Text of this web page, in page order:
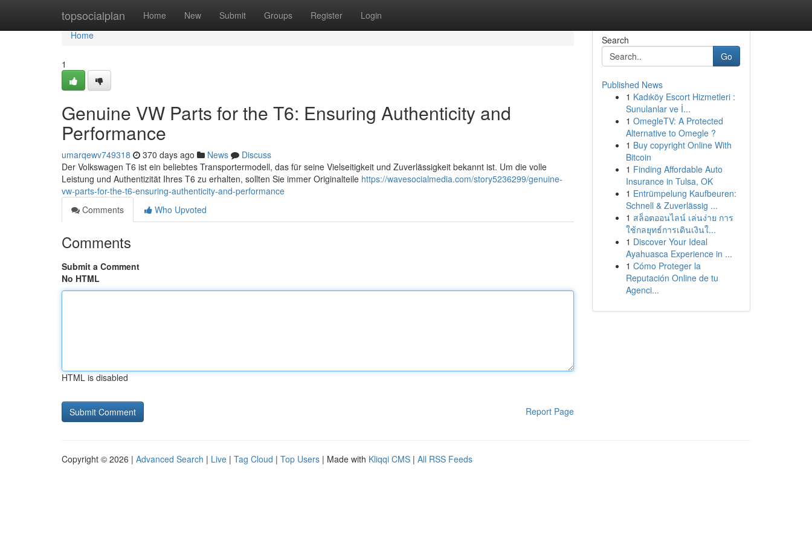
topsocialplan Home New Submit Groups Register Login
Home
Home
1
Genuine VW Parts for the T6: Ensuring Authenticity and
Performance
umarqewv749318 370 days ago News
Discuss
Der Volkswagen T6 ist ein beliebtes Transportermodell, das für seine Vielseitigkeit und Zuverlässigkeit bekannt ist. Um die volle
Leistung und Authentizität Ihres T6 zu erhalten, sollten Sie immer Originalteile https://wavesocialmedia.com/story5236299/genuine-
vw-parts-for-the-t6-ensuring-authenticity-and-performance
Comments
Who Upvoted
Comments
Submit a Comment
No HTML
HTML is disabled
Report Page
Search
Go
Published News
1 Kadıköy Escort Hizmetleri :
Sunulanlar ve İ...
1 OmegleTV: A Protected
Alternative to Omegle ?
1 Buy copyright Online With
Bitcoin
1 Finding Affordable Auto
Insurance in Tulsa, OK
1 Entrümpelung Kaufbeuren:
Schnell & Zuverlässig ...
1 สล็อตออนไลน์ เล่นง่าย การ
ใช้กลยุทธ์การเดินเงินใ...
1 Discover Your Ideal
Ayahuasca Experience in ...
1 Cómo Proteger la
Reputación Online de tu
Agenci...
Copyright © 2026 | Advanced Search | Live | Tag Cloud | Top Users | Made with Kliqqi CMS | All RSS Feeds